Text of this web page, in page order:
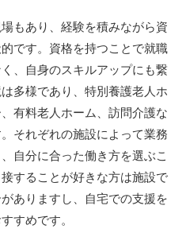
もあり、経験を積みながら資
です。資格を持つことで就職
、自身のスキルアップにも繋
多様であり、特別養護老人ホ
有料老人ホーム、訪問介護な
それぞれの施設によって業務
自分に合った働き方を選ぶこ
することが好きな方は施設で
ありますし、自宅での支援を
すめです。